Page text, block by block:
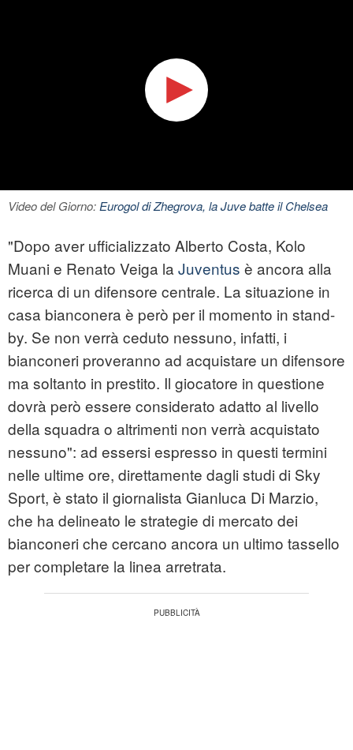
Video del Giorno:Eurogol di Zhegrova, la Juve batte il Chelsea
"Dopo aver ufficializzato Alberto Costa, Kolo
Muani e Renato Veiga la Juventus è ancora alla
ricerca di un difensore centrale. La situazione in
casa bianconera è però per il momento in stand-
by. Se non verrà ceduto nessuno, infatti, i
bianconeri proveranno ad acquistare un difensore
ma soltanto in prestito. Il giocatore in questione
dovrà però essere considerato adatto al livello
della squadra o altrimenti non verrà acquistato
nessuno": ad essersi espresso in questi termini
nelle ultime ore, direttamente dagli studi di Sky
Sport, è stato il giornalista Gianluca Di Marzio,
che ha delineato le strategie di mercato dei
bianconeri che cercano ancora un ultimo tassello
per completare la linea arretrata.